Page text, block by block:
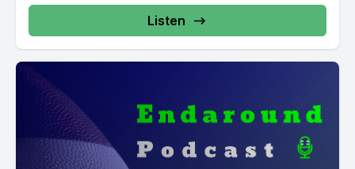
Listen